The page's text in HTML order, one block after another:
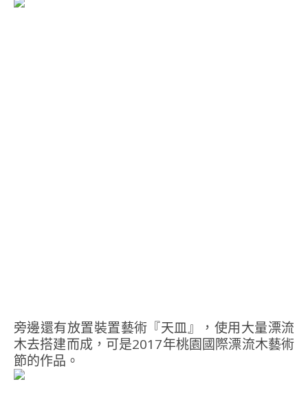
旁邊還有放置裝置藝術『天皿』，使用大量漂流
木去搭建而成，可是2017年桃園國際漂流木藝術
節的作品。